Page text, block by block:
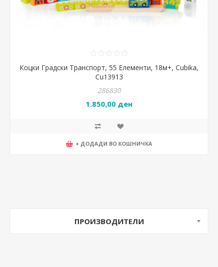
Коцки Градски Транспорт, 55 Елементи, 18м+, Cubika,
Cu13913
286830
1.850,00 ден
+ ДОДАДИ ВО КОШНИЧКА
ПРОИЗВОДИТЕЛИ